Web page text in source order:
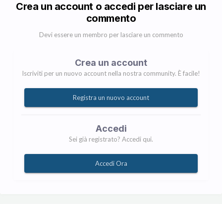
Crea un account o accedi per lasciare un
commento
Devi essere un membro per lasciare un commento
Crea un account
Iscriviti per un nuovo account nella nostra community. È facile!
Registra un nuovo account
Accedi
Sei già registrato? Accedi qui.
Accedi Ora